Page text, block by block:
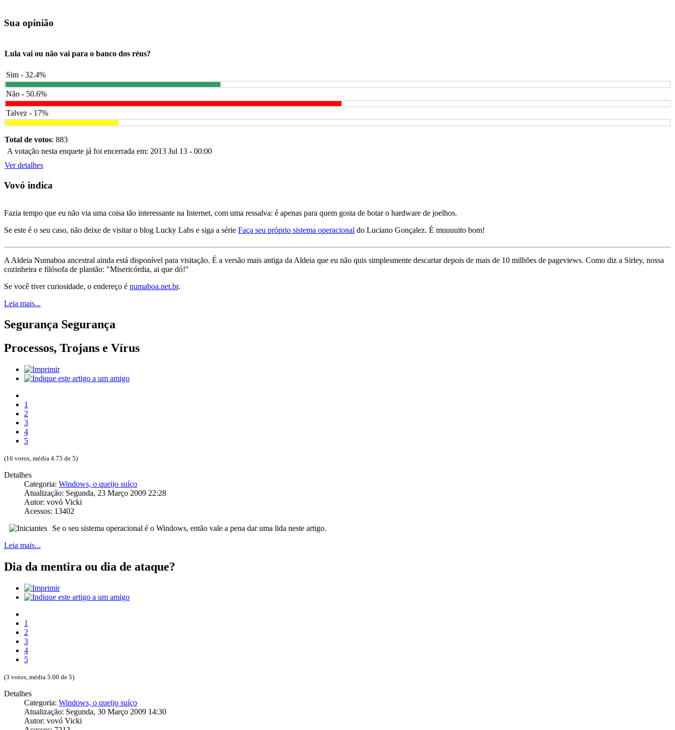
Sua opinião
Lula vai ou não vai para o banco dos réus?
Sim - 32.4%
Não - 50.6%
Talvez - 17%
Total de votos: 883
A votação nesta enquete já foi encerrada em: 2013 Jul 13 - 00:00
Ver detalhes
Vovó indica
Fazia tempo que eu não via uma coisa tão interessante na Internet, com uma ressalva: é apenas para quem gosta de botar o hardware de joelhos.
Se este é o seu caso, não deixe de visitar o blog Lucky Labs e siga a série Faça seu próprio sistema operacional do Luciano Gonçalez. É muuuuito bom!
A Aldeia Numaboa ancestral ainda está disponível para visitação. É a versão mais antiga da Aldeia que eu não quis simplesmente descartar depois de mais de 10 milhões de pageviews. Como diz a Sirley, nossa
cozinheira e filósofa de plantão: "Misericórdia, ai que dó!"
Se você tiver curiosidade, o endereço é numaboa.net.br.
Leia mais...
Segurança Segurança
Processos, Trojans e Vírus
1
2
3
4
5
(16 votos, média 4.75 de 5)
Detalhes
Categoria: Windows, o queijo suíço
Atualização: Segunda, 23 Março 2009 22:28
Autor: vovó Vicki
Acessos: 13402
Se o seu sistema operacional é o Windows, então vale a pena dar uma lida neste artigo.
Leia mais...
Dia da mentira ou dia de ataque?
1
2
3
4
5
(3 votos, média 5.00 de 5)
Detalhes
Categoria: Windows, o queijo suíço
Atualização: Segunda, 30 Março 2009 14:30
Autor: vovó Vicki